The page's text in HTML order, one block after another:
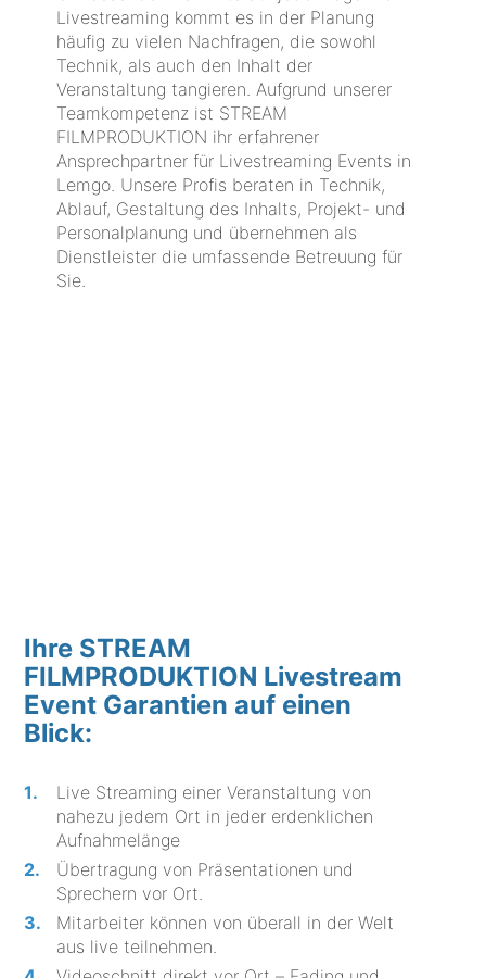
Livestreaming kommt es in der Planung
häufig zu vielen Nachfragen, die sowohl
Technik, als auch den Inhalt der
Veranstaltung tangieren. Aufgrund unserer
Teamkompetenz ist STREAM
FILMPRODUKTION ihr erfahrener
Ansprechpartner für Livestreaming Events in
Lemgo. Unsere Profis beraten in Technik,
Ablauf, Gestaltung des Inhalts, Projekt- und
Personalplanung und übernehmen als
Dienstleister die umfassende Betreuung für
Sie.
Ihre STREAM
FILMPRODUKTION Livestream
Event Garantien auf einen
Blick:
Live Streaming einer Veranstaltung von
nahezu jedem Ort in jeder erdenklichen
Aufnahmelänge
Übertragung von Präsentationen und
Sprechern vor Ort.
Mitarbeiter können von überall in der Welt
aus live teilnehmen.